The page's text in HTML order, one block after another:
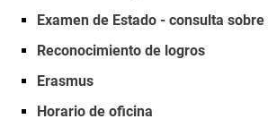
Examen de Estado - consulta
Reconocimiento de logros
Erasmus
Horario de oficina